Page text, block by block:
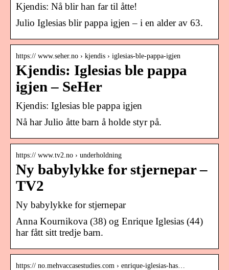
Kjendis: Nå blir han far til åtte!
Julio Iglesias blir pappa igjen – i en alder av 63.
https:// www.seher.no › kjendis › iglesias-ble-pappa-igjen
Kjendis: Iglesias ble pappa
igjen – SeHer
Kjendis: Iglesias ble pappa igjen
Nå har Julio åtte barn å holde styr på.
https:// www.tv2.no › underholdning
Ny babylykke for stjernepar –
TV2
Ny babylykke for stjernepar
Anna Kournikova (38) og Enrique Iglesias (44)
har fått sitt tredje barn.
https:// no.mehvaccasestudies.com › enrique-iglesias-has…